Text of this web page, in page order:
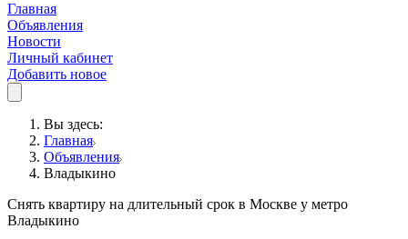
Главная
Объявления
Новости
Личный кабинет
Добавить новое
Вы здесь:
Главная
Объявления
Владыкино
Снять квартиру на длительный срок в Москве у метро
Владыкино